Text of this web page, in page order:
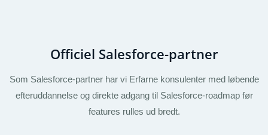
Officiel Salesforce-partner
Som Salesforce-partner har vi Erfarne konsulenter med løbende
efteruddannelse og direkte adgang til Salesforce-roadmap før
features rulles ud bredt.